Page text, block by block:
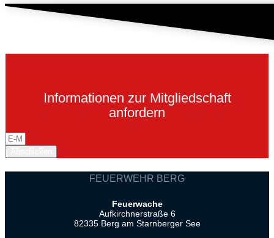
Informationen zur Mitgliedschaft
anfordern
FEUERWEHR BERG
Feuerwache
Aufkirchnerstraße 6
82335 Berg am Starnberger See